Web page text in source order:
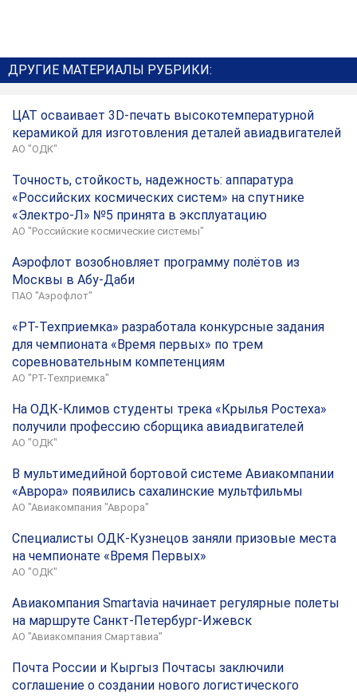
ДРУГИЕ МАТЕРИАЛЫ РУБРИКИ:
ЦАТ осваивает 3D-печать высокотемпературной
керамикой для изготовления деталей авиадвигателей
АО "ОДК"
Точность, стойкость, надежность: аппаратура
«Российских космических систем» на спутнике
«Электро-Л» №5 принята в эксплуатацию
АО "Российские космические системы"
Аэрофлот возобновляет программу полётов из
Москвы в Абу-Даби
ПАО "Аэрофлот"
«РТ-Техприемка» разработала конкурсные задания
для чемпионата «Время первых» по трем
соревновательным компетенциям
АО "РТ-Техприемка"
На ОДК-Климов студенты трека «Крылья Ростеха»
получили профессию сборщика авиадвигателей
АО "ОДК"
В мультимедийной бортовой системе Авиакомпании
«Аврора» появились сахалинские мультфильмы
АО "Авиакомпания "Аврора"
Специалисты ОДК-Кузнецов заняли призовые места
на чемпионате «Время Первых»
АО "ОДК"
Авиакомпания Smartavia начинает регулярные полеты
на маршруте Санкт-Петербург-Ижевск
АО "Авиакомпания Смартавиа"
Почта России и Кыргыз Почтасы заключили
соглашение о создании нового логистического